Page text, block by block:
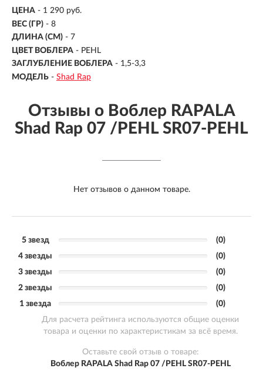
ЦЕНА - 1 290 руб.
ВЕС (ГР) - 8
ДЛИНА (СМ) - 7
ЦВЕТ ВОБЛЕРА - PEHL
ЗАГЛУБЛЕНИЕ ВОБЛЕРА - 1,5-3,3
МОДЕЛЬ - Shad Rap
Отзывы о Воблер RAPALA
Shad Rap 07 /PEHL SR07-PEHL
Нет отзывов о данном товаре.
5 звезд
(0)
4 звезды
(0)
3 звезды
(0)
2 звезды
(0)
1 звезда
(0)
Для расчета рейтинга используются общие оценки
товара и оценки по характеристикам за всё время.
Оставьте свой отзыв о товаре:
Воблер RAPALA Shad Rap 07 /PEHL SR07-PEHL